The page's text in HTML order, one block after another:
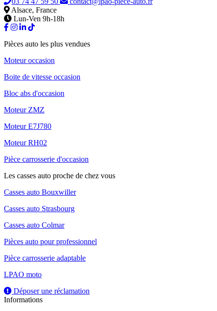
Alsace, France
Lun-Ven 9h-18h
Pièces auto les plus vendues
Moteur occasion
Boite de vitesse occasion
Bloc abs d'occasion
Moteur ZMZ
Moteur E7J780
Moteur RH02
Pièce carrosserie d'occasion
Les casses auto proche de chez vous
Casses auto Bouxwiller
Casses auto Strasbourg
Casses auto Colmar
Pièces auto pour professionnel
Pièce carrosserie adaptable
LPAO moto
Déposer une réclamation
Informations